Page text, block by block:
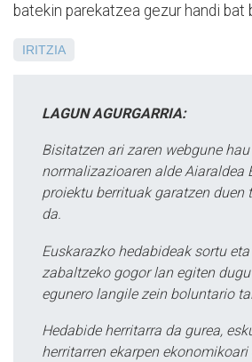
batekin parekatzea gezur handi bat
IRITZIA
LAGUN AGURGARRIA:
Bisitatzen ari zaren webgune
normalizazioaren alde Aiaraldea
proiektu berrituak garatzen duen
da.
Euskarazko hedabideak sortu
zabaltzeko gogor lan egiten
egunero langile zein boluntario
Hedabide herritarra da gurea,
herritarren ekarpen ekonomikoari